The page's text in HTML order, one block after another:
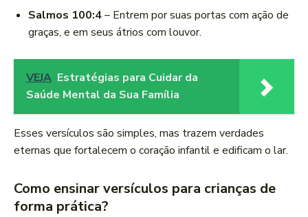
Salmos 100:4– Entrem por suas portas com ação de
graças, e em seus átrios com louvor.
VEJA Estratégias para Cuidar da
Saúde Mental da Sua Família
Esses versículos são simples, mas trazem verdades
eternas que fortalecem o coração infantil e edificam o lar.
Como ensinar versículos para crianças de
forma prática?